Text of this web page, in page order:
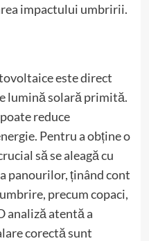
impactului umbririi.
este direct
lumină solară primită.
reduce
Pentru a obține o
să se aleagă cu
panourilor, ținând cont
precum copaci,
analiză atentă a
corectă sunt